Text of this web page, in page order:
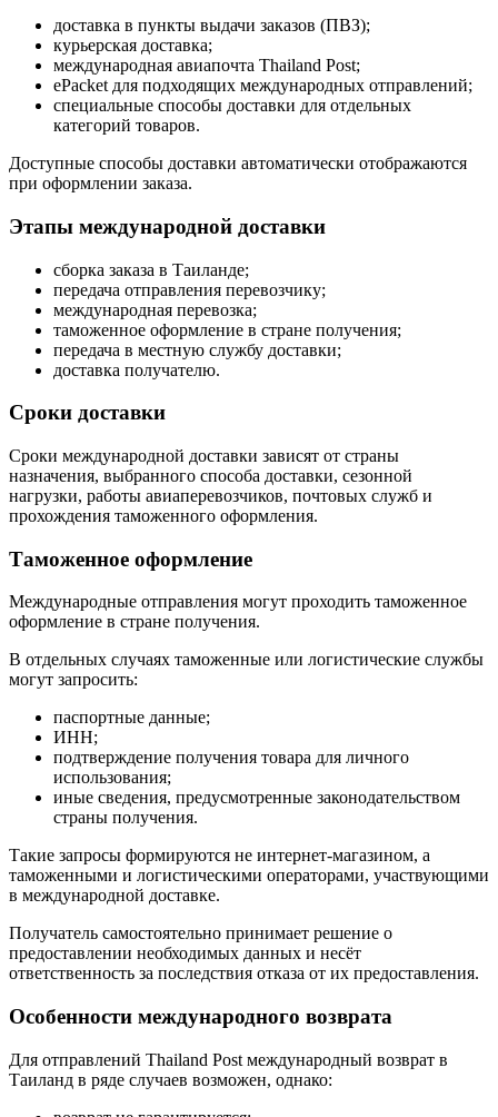
доставка в пункты выдачи заказов (ПВЗ);
курьерская доставка;
международная авиапочта Thailand Post;
ePacket для подходящих международных отправлений;
специальные способы доставки для отдельных
категорий товаров.
Доступные способы доставки автоматически отображаются
при оформлении заказа.
Этапы международной доставки
сборка заказа в Таиланде;
передача отправления перевозчику;
международная перевозка;
таможенное оформление в стране получения;
передача в местную службу доставки;
доставка получателю.
Сроки доставки
Сроки международной доставки зависят от страны
назначения, выбранного способа доставки, сезонной
нагрузки, работы авиаперевозчиков, почтовых служб и
прохождения таможенного оформления.
Таможенное оформление
Международные отправления могут проходить таможенное
оформление в стране получения.
В отдельных случаях таможенные или логистические службы
могут запросить:
паспортные данные;
ИНН;
подтверждение получения товара для личного
использования;
иные сведения, предусмотренные законодательством
страны получения.
Такие запросы формируются не интернет-магазином, а
таможенными и логистическими операторами, участвующими
в международной доставке.
Получатель самостоятельно принимает решение о
предоставлении необходимых данных и несёт
ответственность за последствия отказа от их предоставления.
Особенности международного возврата
Для отправлений Thailand Post международный возврат в
Таиланд в ряде случаев возможен, однако: